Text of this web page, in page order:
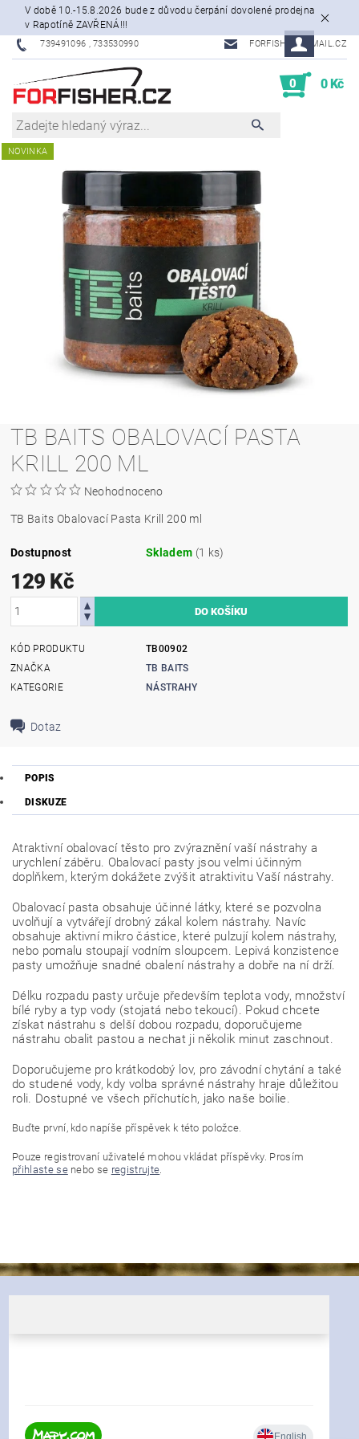
V době 10.-15.8.2026 bude z důvodu čerpání dovolené prodejna
v Rapotíně ZAVŘENÁ!!!
739491096 , 733530990 FORFISHER@EMAIL.CZ
0 0 Kč
NOVINKA
TB BAITS OBALOVACÍ PASTA
KRILL 200 ML
Neohodnoceno
TB Baits Obalovací Pasta Krill 200 ml
Dostupnost Skladem (1 ks)
129 Kč
KÓD PRODUKTU
TB00902
ZNAČKA
TB BAITS
KATEGORIE
NÁSTRAHY
Dotaz
POPIS
DISKUZE
Atraktivní obalovací těsto pro zvýraznění vaší nástrahy a
urychlení záběru. Obalovací pasty jsou velmi účinným
doplňkem, kterým dokážete zvýšit atraktivitu Vaší nástrahy.
Obalovací pasta obsahuje účinné látky, které se pozvolna
uvolňují a vytvářejí drobný zákal kolem nástrahy. Navíc
obsahuje aktivní mikro částice, které pulzují kolem nástrahy,
nebo pomalu stoupají vodním sloupcem. Lepivá konzistence
pasty umožňuje snadné obalení nástrahy a dobře na ní drží.
Délku rozpadu pasty určuje především teplota vody, množství
bílé ryby a typ vody (stojatá nebo tekoucí). Pokud chcete
získat nástrahu s delší dobou rozpadu, doporučujeme
nástrahu obalit pastou a nechat ji několik minut zaschnout.
Doporučujeme pro krátkodobý lov, pro závodní chytání a také
do studené vody, kdy volba správné nástrahy hraje důležitou
roli. Dostupné ve všech příchutích, jako naše boilie.
Buďte první, kdo napíše příspěvek k této položce.
Pouze registrovaní uživatelé mohou vkládat příspěvky. Prosím
přihlaste senebo se registrujte.